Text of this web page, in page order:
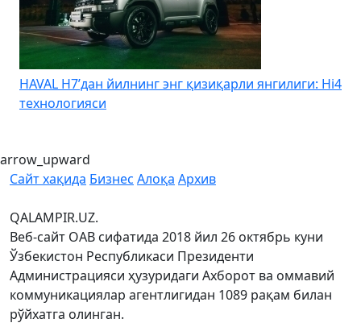
HAVAL H7’дан йилнинг энг қизиқарли янгилиги: Hi4
технологияси
arrow_upward
Сайт хақида Бизнес Алоқа Архив
QALAMPIR.UZ.
Веб-сайт ОАВ сифатида 2018 йил 26 октябрь куни
Ўзбекистон Республикаси Президенти
Администрацияси ҳузуридаги Ахборот ва оммавий
коммуникациялар агентлигидан 1089 рақам билан
рўйхатга олинган.